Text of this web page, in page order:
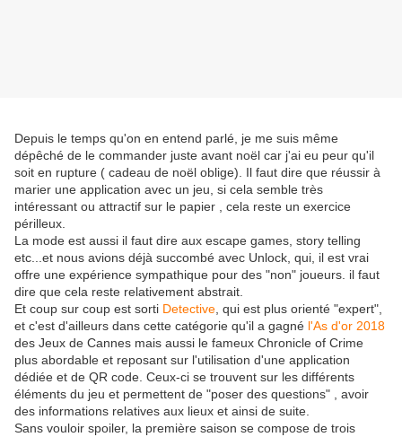
Depuis le temps qu'on en entend parlé, je me suis même
dépêché de le commander juste avant noël car j'ai eu peur qu'il
soit en rupture ( cadeau de noël oblige). Il faut dire que réussir à
marier une application avec un jeu, si cela semble très
intéressant ou attractif sur le papier , cela reste un exercice
périlleux.
La mode est aussi il faut dire aux escape games, story telling
etc...et nous avions déjà succombé avec Unlock, qui, il est vrai
offre une expérience sympathique pour des "non" joueurs. il faut
dire que cela reste relativement abstrait.
Et coup sur coup est sorti Detective , qui est plus orienté "expert",
et c'est d'ailleurs dans cette catégorie qu'il a gagné l'As d'or 2018
des Jeux de Cannes mais aussi le fameux Chronicle of Crime
plus abordable et reposant sur l'utilisation d'une application
dédiée et de QR code. Ceux-ci se trouvent sur les différents
éléments du jeu et permettent de "poser des questions" , avoir
des informations relatives aux lieux et ainsi de suite.
Sans vouloir spoiler, la première saison se compose de trois